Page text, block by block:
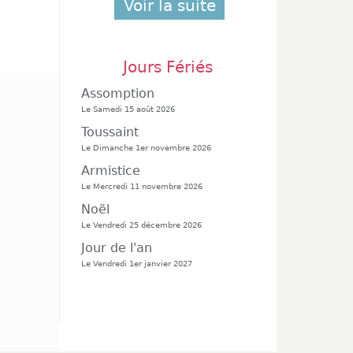
Voir la suite
Jours Fériés
Assomption
Le Samedi 15 août 2026
Toussaint
Le Dimanche 1er novembre 2026
Armistice
Le Mercredi 11 novembre 2026
Noël
Le Vendredi 25 décembre 2026
Jour de l'an
Le Vendredi 1er janvier 2027